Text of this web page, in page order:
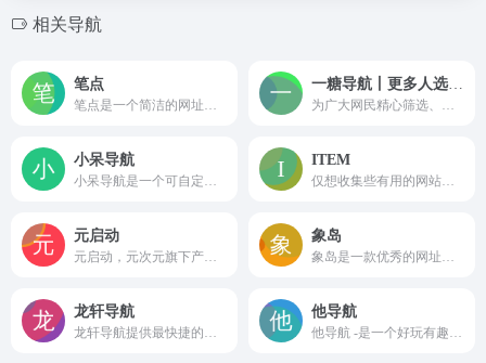
相关导航
笔点 一糖导航丨更多人选择的资源导航
小呆导航 ITEM
元启动 象岛
龙轩导航 他导航